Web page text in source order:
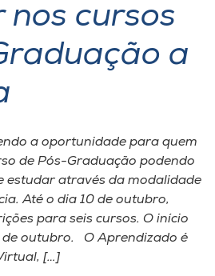
nos cursos
a
a oportunidade para quem
de Pós-Graduação podendo
estudar através da modalidade
Até o dia 10 de outubro,
para seis cursos. O início
de outubro. O Aprendizado é
[…]